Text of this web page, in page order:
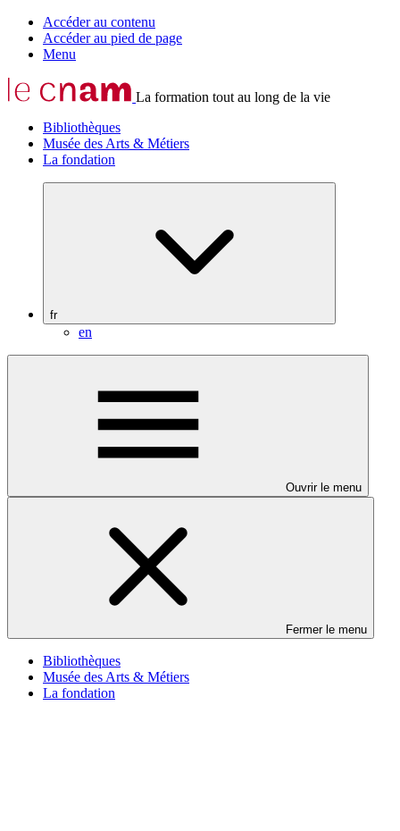
Accéder au contenu
Accéder au pied de page
Menu
La formation tout au long de la vie
Bibliothèques
Musée des Arts & Métiers
La fondation
fr
en
Ouvrir le menu
Fermer le menu
Bibliothèques
Musée des Arts & Métiers
La fondation